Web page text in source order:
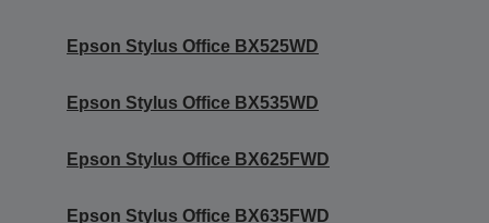
Epson Stylus Office BX525WD
Epson Stylus Office BX535WD
Epson Stylus Office BX625FWD
Epson Stylus Office BX635FWD